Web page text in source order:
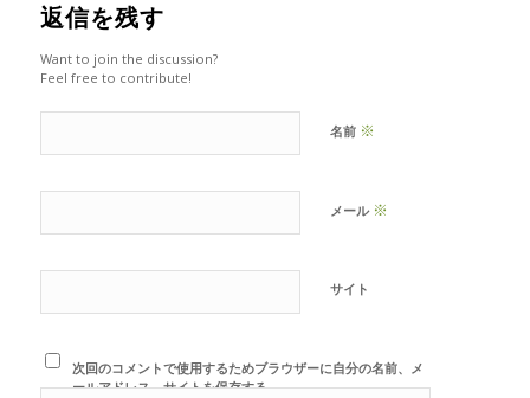
返信を残す
Want to join the discussion?
Feel free to contribute!
名前 ※
メール ※
サイト
次回のコメントで使用するためブラウザーに自分の名前、メ
ールアドレス、サイトを保存する。